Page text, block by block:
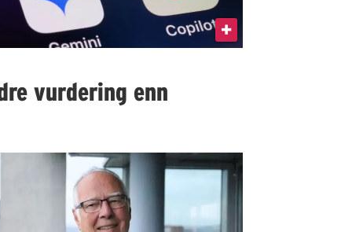
vurdering enn